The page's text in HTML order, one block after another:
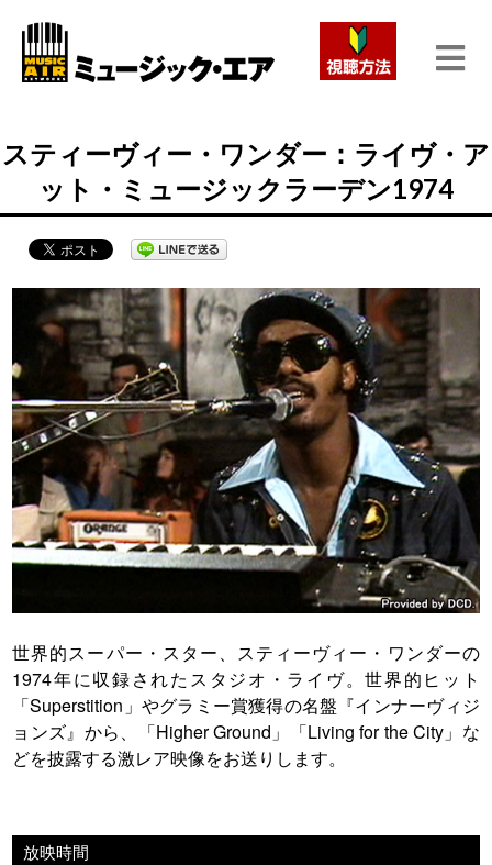
スティーヴィー・ワンダー：ライヴ・ア
ット・ミュージックラーデン1974
世界的スーパー・スター、スティーヴィー・ワンダーの
1974年に収録されたスタジオ・ライヴ。世界的ヒット
「Superstition」やグラミー賞獲得の名盤『インナーヴィジ
ョンズ』から、「Higher Ground」「Living for the City」な
どを披露する激レア映像をお送りします。
放映時間